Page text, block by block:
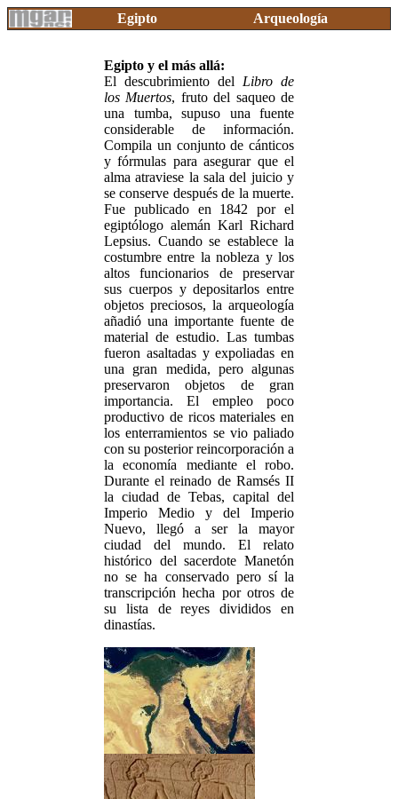
Egipto Arqueología
Egipto y el más allá:
El descubrimiento del Libro de
los Muertos, fruto del saqueo de
una tumba, supuso una fuente
considerable de información.
Compila un conjunto de cánticos
y fórmulas para asegurar que el
alma atraviese la sala del juicio y
se conserve después de la muerte.
Fue publicado en 1842 por el
egiptólogo alemán Karl Richard
Lepsius. Cuando se establece la
costumbre entre la nobleza y los
altos funcionarios de preservar
sus cuerpos y depositarlos entre
objetos preciosos, la arqueología
añadió una importante fuente de
material de estudio. Las tumbas
fueron asaltadas y expoliadas en
una gran medida, pero algunas
preservaron objetos de gran
importancia. El empleo poco
productivo de ricos materiales en
los enterramientos se vio paliado
con su posterior reincorporación a
la economía mediante el robo.
Durante el reinado de Ramsés II
la ciudad de Tebas, capital del
Imperio Medio y del Imperio
Nuevo, llegó a ser la mayor
ciudad del mundo. El relato
histórico del sacerdote Manetón
no se ha conservado pero sí la
transcripción hecha por otros de
su lista de reyes divididos en
dinastías.